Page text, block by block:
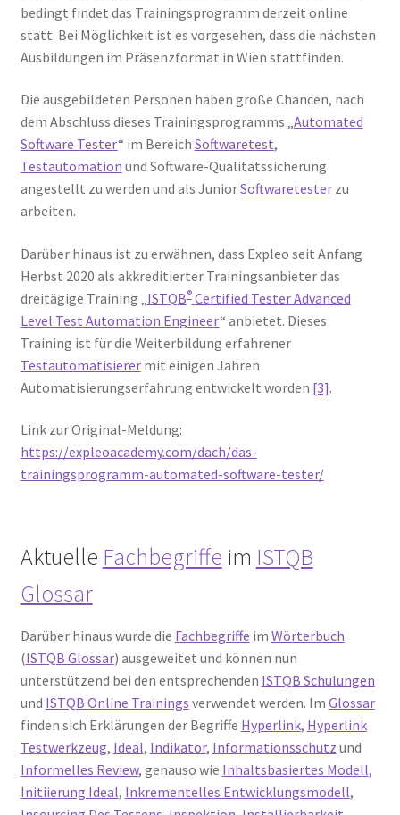
bedingt findet das Trainingsprogramm derzeit online
statt. Bei Möglichkeit ist es vorgesehen, dass die nächsten
Ausbildungen im Präsenzformat in Wien stattfinden.
Die ausgebildeten Personen haben große Chancen, nach
dem Abschluss dieses Trainingsprogramms „Automated
Software Tester“ im Bereich Softwaretest,
Testautomation und Software-Qualitätssicherung
angestellt zu werden und als JuniorSoftwaretesterzu
arbeiten.
Darüber hinaus ist zu erwähnen, dass Expleo seit Anfang
Herbst 2020 als akkreditierter Trainingsanbieter das
dreitägige Training „ ISTQB®Certified Tester Advanced
Level Test Automation Engineer“ anbietet. Dieses
Training ist für die Weiterbildung erfahrener
Testautomatisierermit einigen Jahren
Automatisierungserfahrung entwickelt worden [3].
Link zur Original-Meldung:
https://expleoacademy.com/dach/das-
trainingsprogramm-automated-software-tester/
Aktuelle Fachbegriffe im ISTQB
Glossar
Darüber hinaus wurde die Fachbegriffe im Wörterbuch
(ISTQB Glossar) ausgeweitet und können nun
unterstützend bei den entsprechenden ISTQB Schulungen
und ISTQB Online Trainings verwendet werden. Im Glossar
finden sich Erklärungen der Begriffe Hyperlink, Hyperlink
Testwerkzeug, Ideal, Indikator, Informationsschutz und
Informelles Review, genauso wie Inhaltsbasiertes Modell,
Initiierung Ideal, Inkrementelles Entwicklungsmodell,